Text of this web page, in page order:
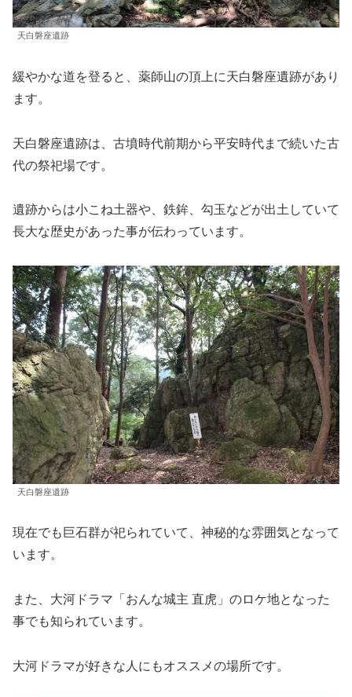
天白磐座遺跡
緩やかな道を登ると、薬師山の頂上に天白磐座遺跡があり
ます。
天白磐座遺跡は、古墳時代前期から平安時代まで続いた古
代の祭祀場です。
遺跡からは小こね土器や、鉄鉾、勾玉などが出土していて
長大な歴史があった事が伝わっています。
天白磐座遺跡
現在でも巨石群が祀られていて、神秘的な雰囲気となって
います。
また、大河ドラマ「おんな城主 直虎」のロケ地となった
事でも知られています。
大河ドラマが好きな人にもオススメの場所です。